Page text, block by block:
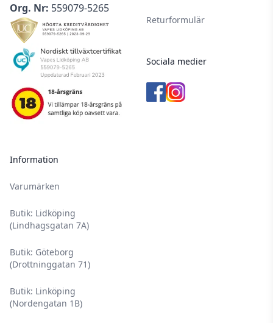
Org. Nr: 559079-5265
Information
Varumärken
Butik: Lidköping
(Lindhagsgatan 7A)
Butik: Göteborg
(Drottninggatan 71)
Butik: Linköping
(Nordengatan 1B)
Returformulär
Sociala medier